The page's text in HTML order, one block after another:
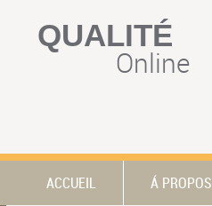
QUALITÉ
Online
ACCUEIL Á PROPOS